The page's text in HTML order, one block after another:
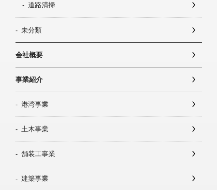
道路清掃
未分類
会社概要
事業紹介
港湾事業
土木事業
舗装工事業
建築事業